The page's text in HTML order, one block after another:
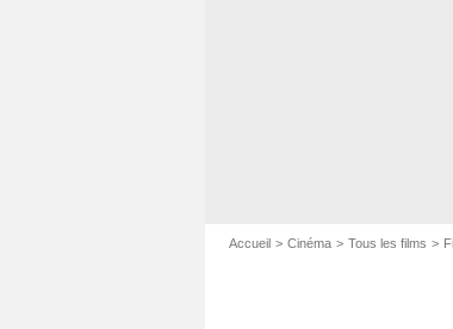
Accueil Cinéma Tous les films